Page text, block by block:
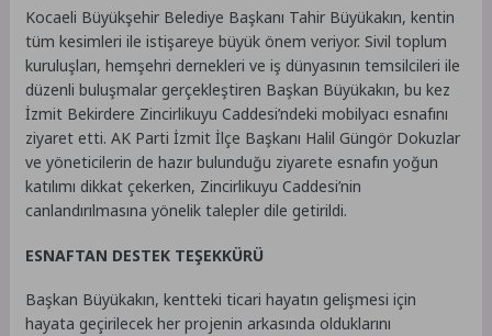
Kocaeli Büyükşehir Belediye Başkanı Tahir Büyükakın, kentin
tüm kesimleri ile istişareye büyük önem veriyor. Sivil toplum
kuruluşları, hemşehri dernekleri ve iş dünyasının temsilcileri ile
düzenli buluşmalar gerçekleştiren Başkan Büyükakın, bu kez
İzmit Bekirdere Zincirlikuyu Caddesi’ndeki mobilyacı esnafını
ziyaret etti. AK Parti İzmit İlçe Başkanı Halil Güngör Dokuzlar
ve yöneticilerin de hazır bulunduğu ziyarete esnafın yoğun
katılımı dikkat çekerken, Zincirlikuyu Caddesi’nin
canlandırılmasına yönelik talepler dile getirildi.
ESNAFTAN DESTEK TEŞEKKÜRÜ
Başkan Büyükakın, kentteki ticari hayatın gelişmesi için
hayata geçirilecek her projenin arkasında olduklarını